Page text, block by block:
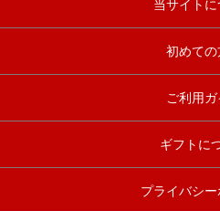
当サイトに
初めての
ご利用ガ
ギフトに
プライバシ